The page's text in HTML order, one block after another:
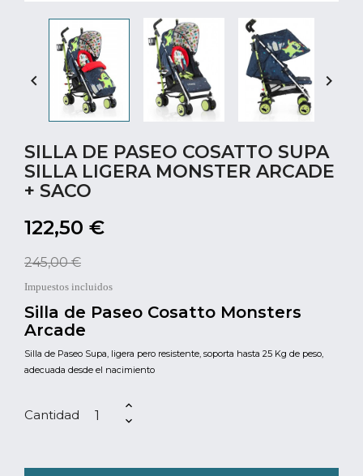
 
SILLA DE PASEO COSATTO SUPA
SILLA LIGERA MONSTER ARCADE
+ SACO
122,50 €
245,00 €
Impuestos incluidos
Silla de Paseo Cosatto Monsters
Arcade
Silla de Paseo Supa, ligera pero resistente, soporta hasta 25 Kg de peso,
adecuada desde el nacimiento
Cantidad